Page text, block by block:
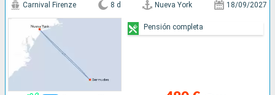
Carnival Firenze 8 d Nueva York 18/09/2027
Pensión completa